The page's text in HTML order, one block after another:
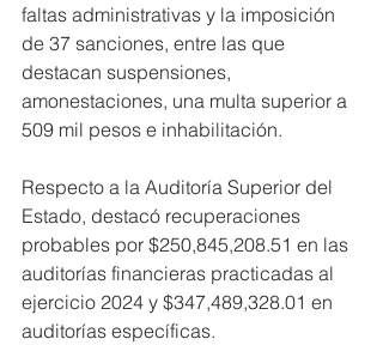
faltas administrativas y la imposición
de 37 sanciones, entre las que
destacan suspensiones,
amonestaciones, una multa superior a
509 mil pesos e inhabilitación.
Respecto a la Auditoría Superior del
Estado, destacó recuperaciones
probables por $250,845,208.51 en las
auditorías financieras practicadas al
ejercicio 2024 y $347,489,328.01 en
auditorías específicas.